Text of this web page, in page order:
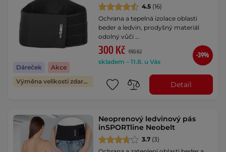
Dáreček
Akce
Výměna velikosti zdarma
4.5 (16)
Ochrana a tepelná izolace oblasti
beder a ledvin, prodyšný materiál
odolný vůči …
300 Kč 490 Kč
skladem – 11.8. u Vás
-39%
Detail
Neoprenový ledvinový pás
inSPORTline Neobelt
3.7 (3)